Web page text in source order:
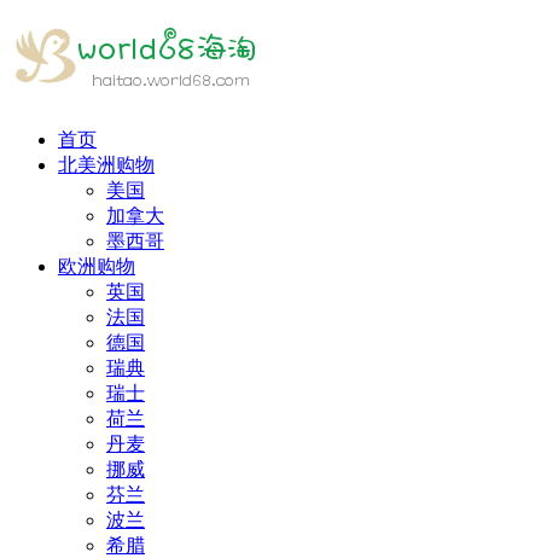
首页
北美洲购物
美国
加拿大
墨西哥
欧洲购物
英国
法国
德国
瑞典
瑞士
荷兰
丹麦
挪威
芬兰
波兰
希腊